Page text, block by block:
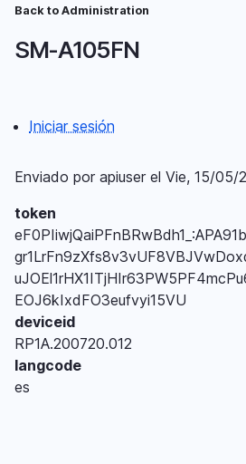
Pasar
contenido
de
Back to Administration
SM-A105FN
Menú
del
compte
d'usuari
Iniciar sesión
Enviado por apiuserel Vie, 15/05/
token
EOJ6kIxdFO3eufvyi15VU
deviceid
RP1A.200720.012
langcode
es